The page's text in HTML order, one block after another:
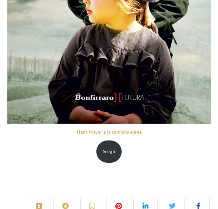
Hans Mayer e la bambina ebrea
Scegli